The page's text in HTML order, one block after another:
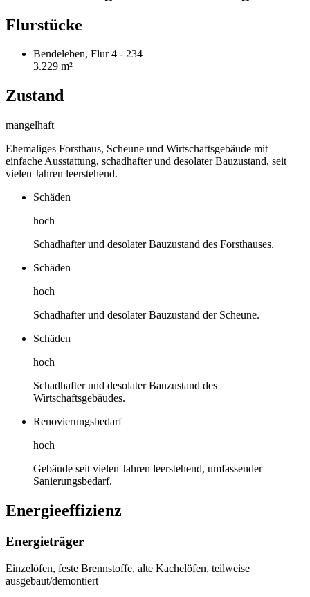
Flurstücke
Bendeleben, Flur 4 - 234
3.229 m²
Zustand
mangelhaft
Ehemaliges Forsthaus, Scheune und Wirtschaftsgebäude mit
einfache Ausstattung, schadhafter und desolater Bauzustand, seit
vielen Jahren leerstehend.
Schäden
hoch
Schadhafter und desolater Bauzustand des Forsthauses.
Schäden
hoch
Schadhafter und desolater Bauzustand der Scheune.
Schäden
hoch
Schadhafter und desolater Bauzustand des
Wirtschaftsgebäudes.
Renovierungsbedarf
hoch
Gebäude seit vielen Jahren leerstehend, umfassender
Sanierungsbedarf.
Energieeffizienz
Energieträger
Einzelöfen, feste Brennstoffe, alte Kachelöfen, teilweise
ausgebaut/demontiert